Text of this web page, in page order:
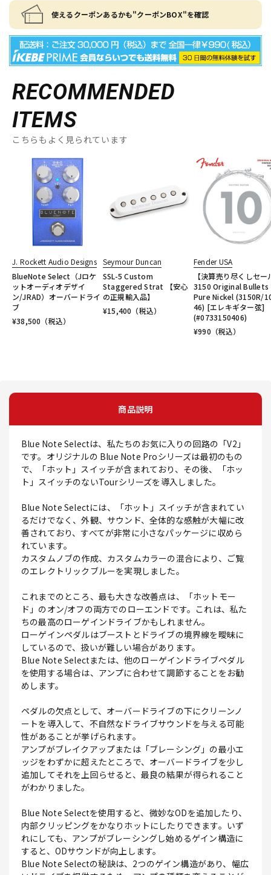
使えるクーポンあるかも"クーポンBOX"を確認
RECOMMENDED
ITEMS
こちらもよく見られています
J. Rockett Audio Designs
BlueNote Select（Jロケ
ットオーディオデザイ
ン/JRAD）オーバードライ
ブ
¥38,500 （税込）
Seymour Duncan
SSL-5 Custom
Staggered Strat 【安心
の正規輸入品】
¥15,400 （税込）
Fender USA
【決算売り尽くしセー
3150 Original Bullets
Pure Nickel (3150R/
46) [エレキギター弦]
(#0733150406)
¥990 （税込）
商品説明
Blue Note Selectは、私たちのお気に入りの回路の「V2」
です。オリジナルの Blue Note Proシリーズは最初のもの
で、「ホット」スイッチが含まれており、その後、「ホッ
ト」スイッチのないTourシリーズを導入しました。
Blue Note Selectには、「ホット」スイッチが含まれてい
るだけでなく、外観、サウンド、全体的な感触が大幅に改
善されており、すべてが非常に小さなパッケージに収めら
れています。
カスタムノブの作成、カスタムカラーの混合により、ご覧
のエレクトリックブルーを実現しました。
これまでのところ、最も大きな改善点は、「ホットモー
ド」のオン/オフの両方でのローエンドです。これは、私た
ちの最高のローゲインドライブかもしれません。
ローゲインペダルはブーストとドライブの境界線を曖昧に
しているので、扱いが難しい場合があります。
Blue Note Selectまたは、他のローゲインドライブペダル
を使用する場合は、アンプに合わせて調節することをお勧
めします。
ペダルの欠点として、オーバードライブの下にクリーンノ
ートを導入して、不自然なドライブサウンドを与える可能
性があることが挙げられます。
アンプがブレイクアップまたは「ブレーシング」の最小エ
ッジをわずかに超えたところで、オーバードライブを少し
追加してそれを上回らせると、最良の結果が得られること
がわかりました。
Blue Note Selectを使用すると、微妙なODを追加したり、
内部クリッピングをかなりホットにしたりできます。いず
れにしても、アンプがブレーシングし始めるゲイン構造に
すると、ODサウンドが向上します。
Blue Note Selectの秘訣は、2つのゲイン構造があり、幅広